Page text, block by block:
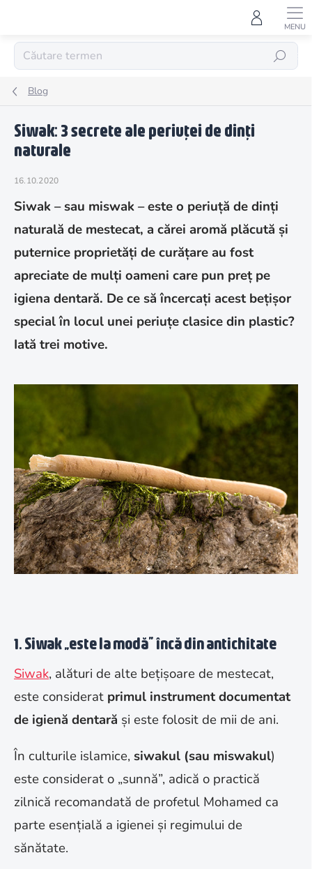
CĂUTARE
Blog
Siwak: 3 secrete ale periuței de dinți
naturale
16.10.2020
Siwak – sau miswak – este o periuță de dinți
naturală de mestecat, a cărei aromă plăcută și
puternice proprietăți de curățare au fost
apreciate de mulți oameni care pun preț pe
igiena dentară. De ce să încercați acest bețișor
special în locul unei periuțe clasice din plastic?
Iată trei motive.
1. Siwak „este la modă” încă din antichitate
Siwak, alături de alte bețișoare de mestecat,
este considerat primul instrument documentat
de igienă dentară și este folosit de mii de ani.
În culturile islamice,siwakul (sau miswakul)
este considerat o „sunnă”, adică o practică
zilnică recomandată de profetul Mohamed ca
parte esențială a igienei și regimului de
sănătate.